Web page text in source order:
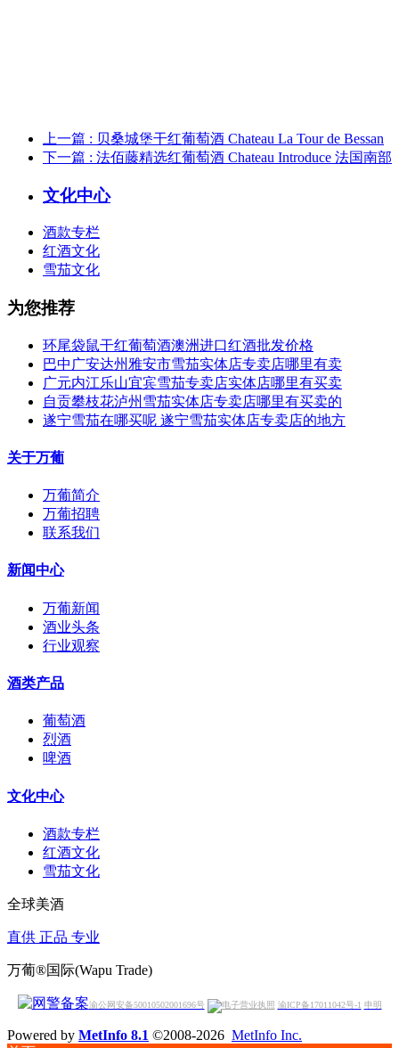
上一篇 : 贝桑城堡干红葡萄酒 Chateau La Tour de Bessan
下一篇 : 法佰藤精选红葡萄酒 Chateau Introduce 法国南部
文化中心
酒款专栏
红酒文化
雪茄文化
为您推荐
环尾袋鼠干红葡萄酒澳洲进口红酒批发价格
巴中广安达州雅安市雪茄实体店专卖店哪里有卖
广元内江乐山宜宾雪茄专卖店实体店哪里有买卖
自贡攀枝花泸州雪茄实体店专卖店哪里有买卖的
遂宁雪茄在哪买呢 遂宁雪茄实体店专卖店的地方
关于万葡
万葡简介
万葡招聘
联系我们
新闻中心
万葡新闻
酒业头条
行业观察
酒类产品
葡萄酒
烈酒
啤酒
文化中心
酒款专栏
红酒文化
雪茄文化
全球美酒
直供 正品 专业
万葡®国际(Wapu Trade)
渝公网安备50010502001696号 渝ICP备17011042号-1 申明
Powered by MetInfo 8.1 ©2008-2026 MetInfo Inc.